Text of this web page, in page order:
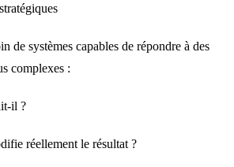
de systèmes capables de répondre à des
complexes :
il ?
réellement le résultat ?